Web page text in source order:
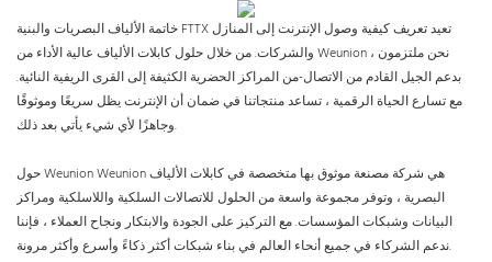
خاتمة الألياف البصريات والبنية FTTX تعيد تعريف كيفية وصول الإنترنت إلى المنازل
والشركات. من خلال حلول كابلات الألياف عالية الأداء من Weunion ، نحن ملتزمون
بدعم الجيل القادم من الاتصال-من المراكز الحضرية الكثيفة إلى القرى الريفية النائية.
مع تسارع الحياة الرقمية ، تساعد منتجاتنا في ضمان أن الإنترنت يظل سريعًا وموثوقًا
وجاهزًا لأي شيء يأتي بعد ذلك.
حول Weunion Weunion هي شركة مصنعة موثوق بها متخصصة في كابلات الألياف
البصرية ، وتوفر مجموعة واسعة من الحلول للاتصالات السلكية واللاسلكية ومراكز
البيانات وشبكات المؤسسات. مع التركيز على الجودة والابتكار ونجاح العملاء ، فإننا
ندعم الشركاء في جميع أنحاء العالم في بناء شبكات أكثر ذكاءً وأسرع وأكثر مرونة.